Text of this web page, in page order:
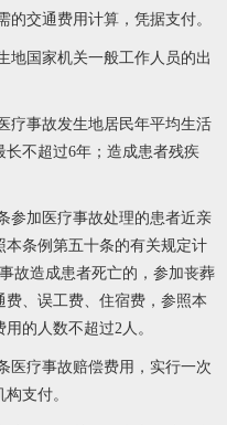
的交通费用计算，凭据支付。
地国家机关一般工作人员的出
疗事故发生地居民年平均生活
不超过6年；造成患者残疾
参加医疗事故处理的患者近亲
本条例第五十条的有关规定计
故造成患者死亡的，参加丧葬
、误工费、住宿费，参照本
的人数不超过2人。
医疗事故赔偿费用，实行一次
支付。